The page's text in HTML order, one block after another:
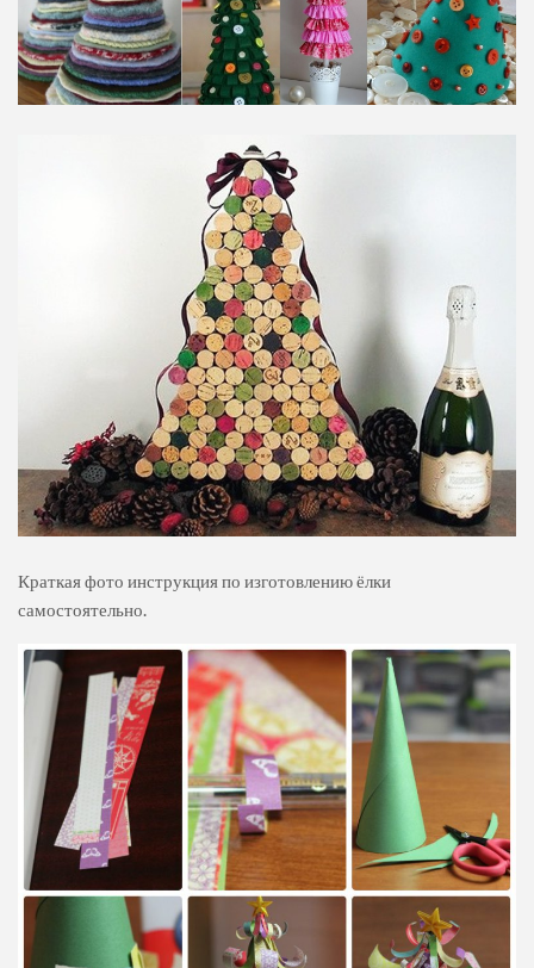
Краткая фото инструкция по изготовлению ёлки
самостоятельно.